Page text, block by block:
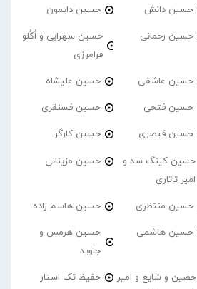
حسین دانش حسین دایمون
حسین رحمانی
حسین سهرابی و اُکُلو
فرامرزی
حسین عاشقی حسین علیشاه
حسین فتحی حسین فسنقری
حسین قیصری حسین کارگر
حسین کینگ سد و
امیر تاتاری
حسین مزینانی
حسین منتظری حسین هاسم زاده
حسین هاشمی
حسین هرمس و
جاوید
حصین و شایع و امیر
حفیظ تک استار